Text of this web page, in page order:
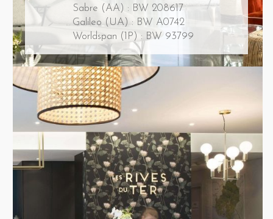
Sabre (AA) : BW 208617
Galileo (UA) : BW A0742
Worldspan (1P) : BW 93799